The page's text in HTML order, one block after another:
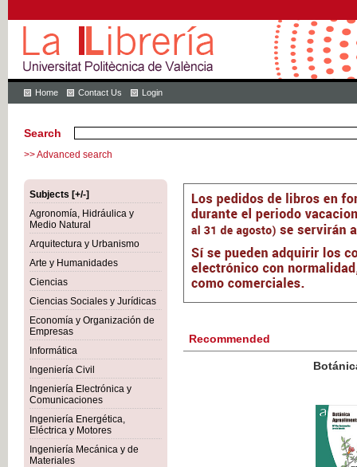
Home Contact Us Login
Search
>> Advanced search
Subjects [+/-]
Agronomía, Hidráulica y
Medio Natural
Arquitectura y Urbanismo
Arte y Humanidades
Ciencias
Ciencias Sociales y Jurídicas
Economía y Organización de
Empresas
Informática
Ingeniería Civil
Ingeniería Electrónica y
Comunicaciones
Ingeniería Energética,
Eléctrica y Motores
Ingeniería Mecánica y de
Materiales
Recommended
Botánica Agroalimentaria
VAT